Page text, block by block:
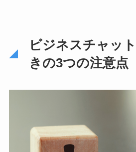
ビジネスチャッ
きの3つの注意点